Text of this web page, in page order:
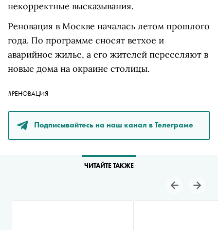
некорректные высказывания.
Реновация в Москве началась летом прошлого
года. По программе сносят ветхое и
аварийное жилье, а его жителей переселяют в
новые дома на окраине столицы.
#РЕНОВАЦИЯ
Подписывайтесь на наш канал в Телеграме
ЧИТАЙТЕ ТАКЖЕ